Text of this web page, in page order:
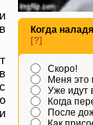
Когда
[?]
Скоро!
Меня это
Уже идут
Когда
После